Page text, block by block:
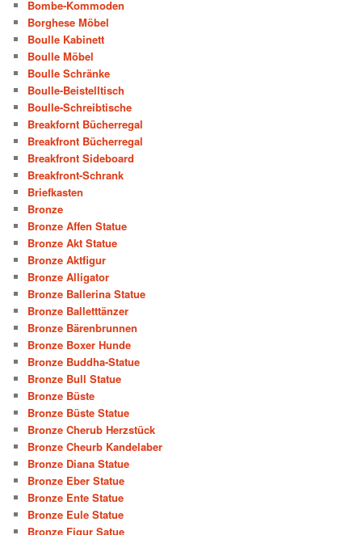
Bombe-Kommoden
Borghese Möbel
Boulle Kabinett
Boulle Möbel
Boulle Schränke
Boulle-Beistelltisch
Boulle-Schreibtische
Breakfornt Bücherregal
Breakfront Bücherregal
Breakfront Sideboard
Breakfront-Schrank
Briefkasten
Bronze
Bronze Affen Statue
Bronze Akt Statue
Bronze Aktfigur
Bronze Alligator
Bronze Ballerina Statue
Bronze Balletttänzer
Bronze Bärenbrunnen
Bronze Boxer Hunde
Bronze Buddha-Statue
Bronze Bull Statue
Bronze Büste
Bronze Büste Statue
Bronze Cherub Herzstück
Bronze Cheurb Kandelaber
Bronze Diana Statue
Bronze Eber Statue
Bronze Ente Statue
Bronze Eule Statue
Bronze Figur Satue